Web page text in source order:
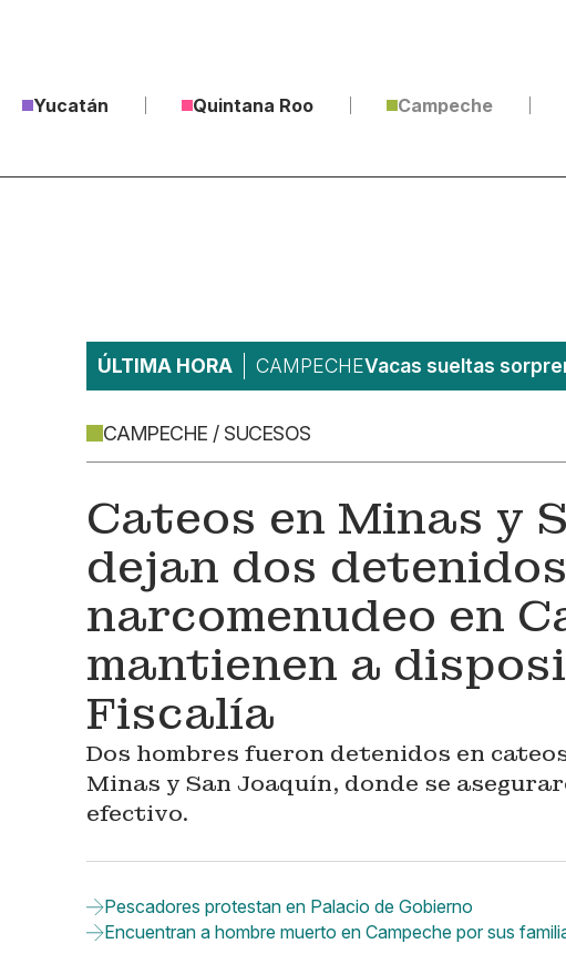
Yucatán Quintana Roo Campeche
ÚLTIMA HORA CAMPECHEVacas sueltas
CAMPECHE / SUCESOS
Cateos en Minas y
dejan dos
narcomenudeo en
mantienen a
Fiscalía
Dos hombres fueron detenidos en
Minas y San Joaquín, donde se
efectivo.
Pescadores protestan en Palacio de Gobierno
Encuentran a hombre muerto en Campeche por sus